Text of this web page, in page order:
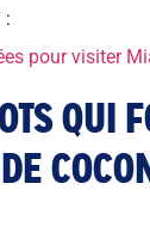
:
pour visiter
QUI